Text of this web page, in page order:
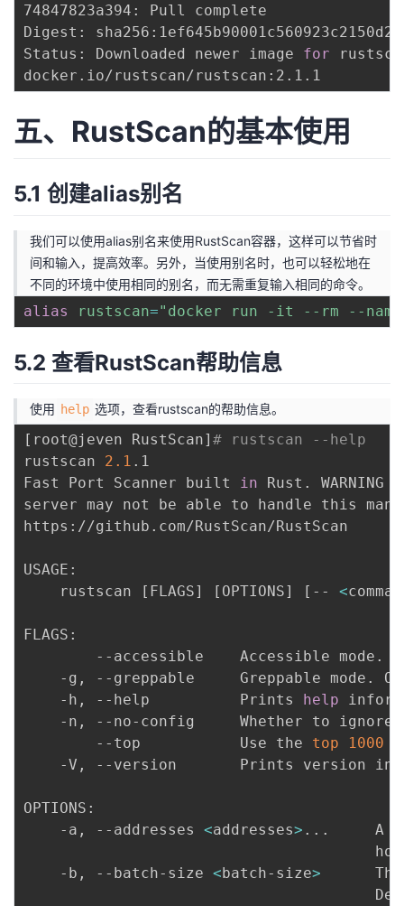
74847823a394: Pull complete
Digest:
Status: Downloaded newer image for
五、RustScan的基本使用
5.1 创建alias别名
我们可以使用alias别名来使用RustScan容器，这样可以节省时
间和输入，提高效率。另外，当使用别名时，也可以轻松地在
不同的环境中使用相同的别名，而无需重复输入相同的命令。
alias rustscan="docker run -it --rm --
5.2 查看RustScan帮助信息
使用 help 选项，查看rustscan的帮助信息。
[ root@jeven RustScan] # rustscan --help
rustscan 2.1 .1
Fast Port Scanner built in Rust.
server may not be able to handle this
https://github.com/RustScan/RustScan
USAGE:
    rustscan
[ FLAGS] [ OPTIONS] [ -- <
FLAGS:
--accessible    Accessible mode.
-g, --greppable     Greppable mode.
    -h, --help          Prints
help
-n, --no-config     Whether to
        --top           Use the
top 1000
-V, --version       Prints version
OPTIONS:
    -a, --addresses
<addresses> .. .     A
    -b, --batch-size
<batch-size>